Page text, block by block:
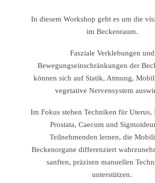
In diesem Workshop geht es um die
im Beckenraum.
Fasziale Verklebungen und
Bewegungseinschränkungen der
können sich auf Statik, Atmung,
vegetative Nervensystem
Im Fokus stehen Techniken für Uterus,
Prostata, Caecum und
Teilnehmenden lernen, die
Beckenorgane differenziert
sanften, präzisen manuellen
unterstützen.